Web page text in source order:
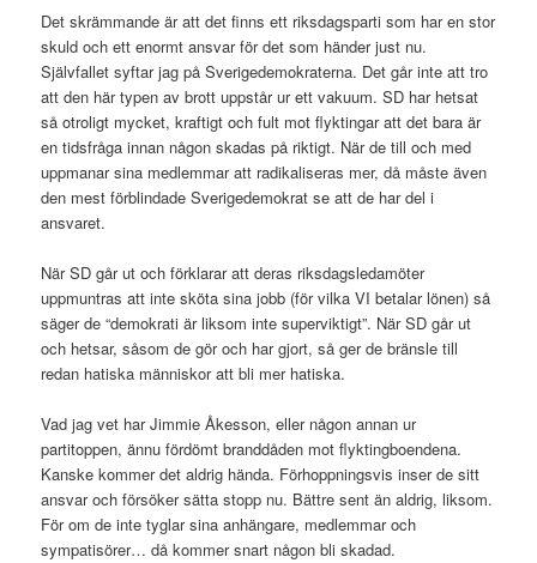
Det skrämmande är att det finns ett riksdagsparti som har en stor
skuld och ett enormt ansvar för det som händer just nu.
Självfallet syftar jag på Sverigedemokraterna. Det går inte att tro
att den här typen av brott uppstår ur ett vakuum. SD har hetsat
så otroligt mycket, kraftigt och fult mot flyktingar att det bara är
en tidsfråga innan någon skadas på riktigt. När de till och med
uppmanar sina medlemmar att radikaliseras mer, då måste även
den mest förblindade Sverigedemokrat se att de har del i
ansvaret.
När SD går ut och förklarar att deras riksdagsledamöter
uppmuntras att inte sköta sina jobb (för vilka VI betalar lönen) så
säger de “demokrati är liksom inte superviktigt”. När SD går ut
och hetsar, såsom de gör och har gjort, så ger de bränsle till
redan hatiska människor att bli mer hatiska.
Vad jag vet har Jimmie Åkesson, eller någon annan ur
partitoppen, ännu fördömt branddåden mot flyktingboendena.
Kanske kommer det aldrig hända. Förhoppningsvis inser de sitt
ansvar och försöker sätta stopp nu. Bättre sent än aldrig, liksom.
För om de inte tyglar sina anhängare, medlemmar och
sympatisörer… då kommer snart någon bli skadad.